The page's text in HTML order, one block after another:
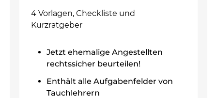
4 Vorlagen, Checkliste und
Kurzratgeber
Jetzt ehemalige Angestellten
rechtssicher beurteilen!
Enthält alle Aufgabenfelder von
Tauchlehrern